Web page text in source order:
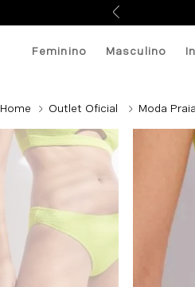
Feminino Masculino
Outlet Oficial Moda Praia